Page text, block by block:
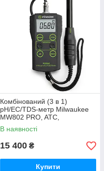
Комбінований (3 в 1)
pH/EC/TDS-метр Milwaukee
MW802 PRO, ATC,
калібрування ручне,
Угорщина
В наявності
15 400 ₴
Купити